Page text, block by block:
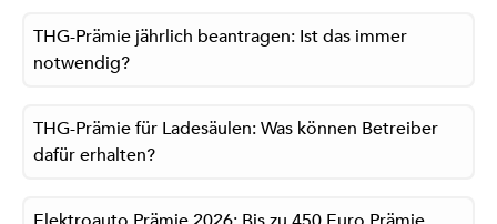
THG-Prämie jährlich beantragen: Ist das immer
notwendig?
THG-Prämie für Ladesäulen: Was können Betreiber
dafür erhalten?